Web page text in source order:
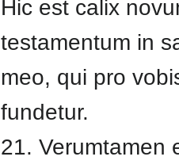
Hic est calix
testamentum in
meo, qui pro
fundetur.
21. Verumtamen